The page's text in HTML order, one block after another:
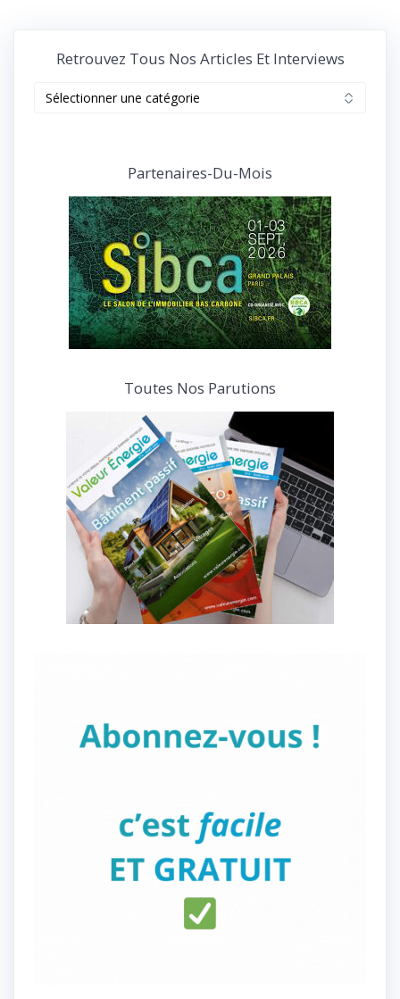
Retrouvez Tous Nos Articles Et Interviews
interviews
Partenaires-Du-Mois
Toutes Nos Parutions